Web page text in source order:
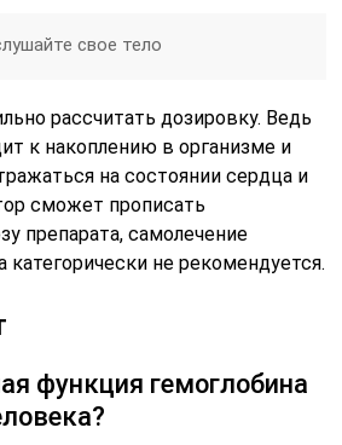
свое тело
рассчитать дозировку. Ведь
к накоплению в организме и
на состоянии сердца и
сможет прописать
препарата, самолечение
категорически не рекомендуется.
функция гемоглобина